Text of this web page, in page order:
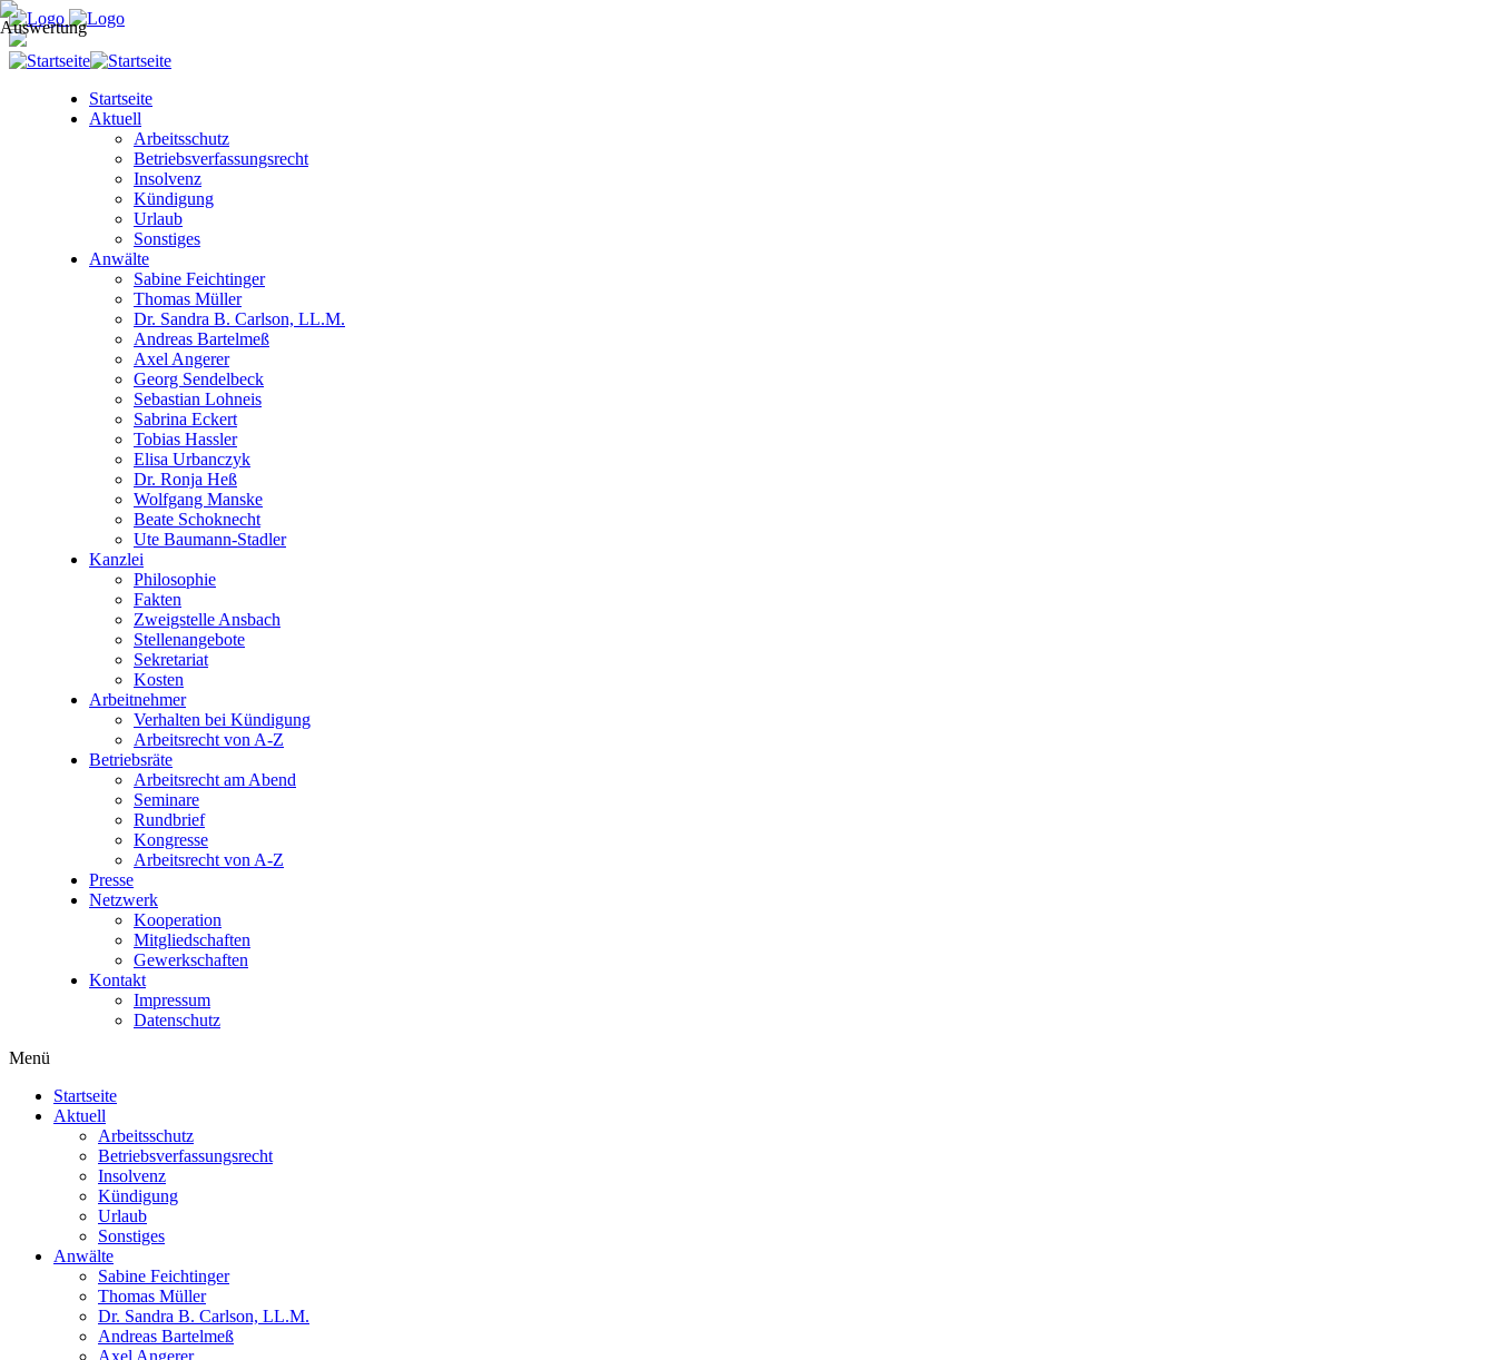
Startseite
Aktuell
Arbeitsschutz
Betriebsverfassungsrecht
Insolvenz
Kündigung
Urlaub
Sonstiges
Anwälte
Sabine Feichtinger
Thomas Müller
Dr. Sandra B. Carlson, LL.M.
Andreas Bartelmeß
Axel Angerer
Georg Sendelbeck
Sebastian Lohneis
Sabrina Eckert
Tobias Hassler
Elisa Urbanczyk
Dr. Ronja Heß
Wolfgang Manske
Beate Schoknecht
Ute Baumann-Stadler
Kanzlei
Philosophie
Fakten
Zweigstelle Ansbach
Stellenangebote
Sekretariat
Kosten
Arbeitnehmer
Verhalten bei Kündigung
Arbeitsrecht von A-Z
Betriebsräte
Arbeitsrecht am Abend
Seminare
Rundbrief
Kongresse
Arbeitsrecht von A-Z
Presse
Netzwerk
Kooperation
Mitgliedschaften
Gewerkschaften
Kontakt
Impressum
Datenschutz
Menü
Startseite
Aktuell
Arbeitsschutz
Betriebsverfassungsrecht
Insolvenz
Kündigung
Urlaub
Sonstiges
Anwälte
Sabine Feichtinger
Thomas Müller
Dr. Sandra B. Carlson, LL.M.
Andreas Bartelmeß
Axel Angerer